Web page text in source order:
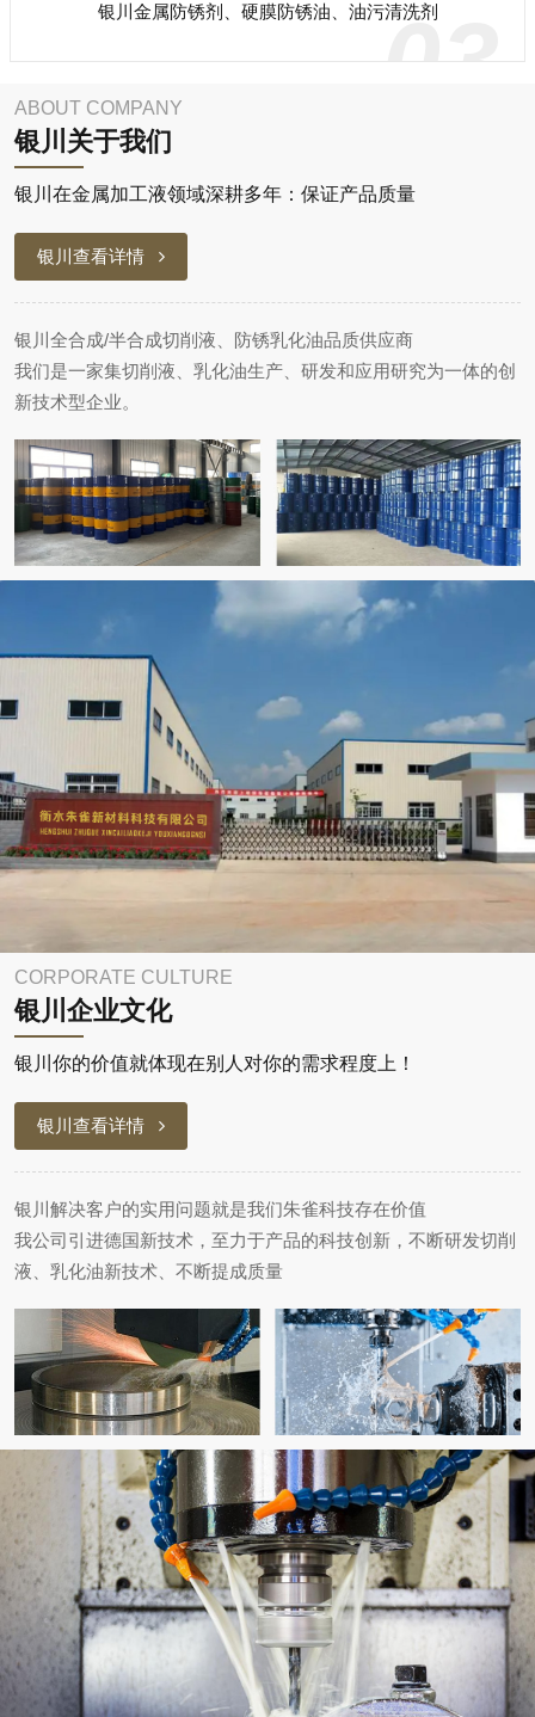
银川金属防锈剂、硬膜防锈油、油污清洗剂
03
ABOUT COMPANY
银川关于我们
银川在金属加工液领域深耕多年：保证产品质量
银川查看详情
银川全合成/半合成切削液、防锈乳化油品质供应商
我们是一家集切削液、乳化油生产、研发和应用研究为一体的创
新技术型企业。
CORPORATE CULTURE
银川企业文化
银川你的价值就体现在别人对你的需求程度上！
银川查看详情
银川解决客户的实用问题就是我们朱雀科技存在价值
我公司引进德国新技术，至力于产品的科技创新，不断研发切削
液、乳化油新技术、不断提成质量